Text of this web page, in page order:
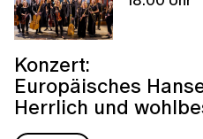
Konzert:
Europäisches
Herrlich und